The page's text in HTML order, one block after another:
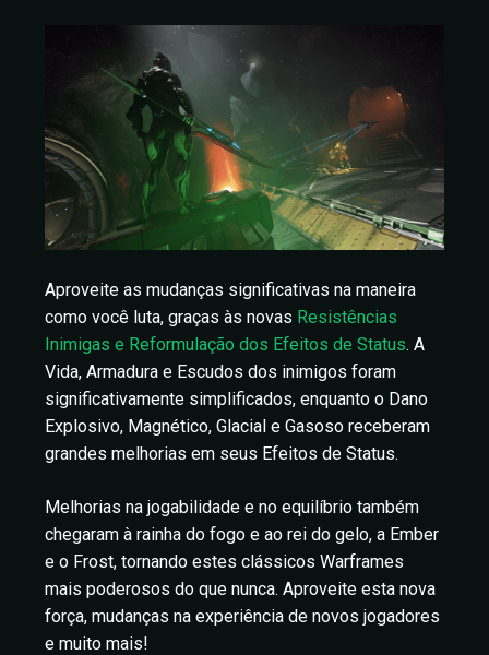
Aproveite as mudanças significativas na maneira
como você luta, graças às novas Resistências
Inimigas e Reformulação dos Efeitos de Status. A
Vida, Armadura e Escudos dos inimigos foram
significativamente simplificados, enquanto o Dano
Explosivo, Magnético, Glacial e Gasoso receberam
grandes melhorias em seus Efeitos de Status.
Melhorias na jogabilidade e no equilíbrio também
chegaram à rainha do fogo e ao rei do gelo, a Ember
e o Frost, tornando estes clássicos Warframes
mais poderosos do que nunca. Aproveite esta nova
força, mudanças na experiência de novos jogadores
e muito mais!